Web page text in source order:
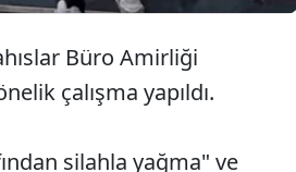
Büro Amirliği
çalışma yapıldı.
silahla yağma" ve